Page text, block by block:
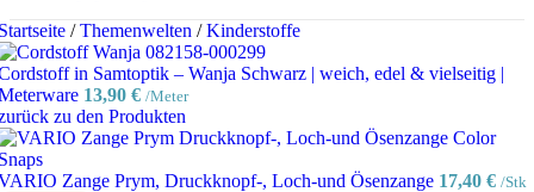
/ Themenwelten / Kinderstoffe
in Samtoptik – Wanja Schwarz | weich, edel & vielseitig |
13,90 € /Meter
zu den Produkten
Zange Prym, Druckknopf-, Loch-und Ösenzange 17,40 € /Stk